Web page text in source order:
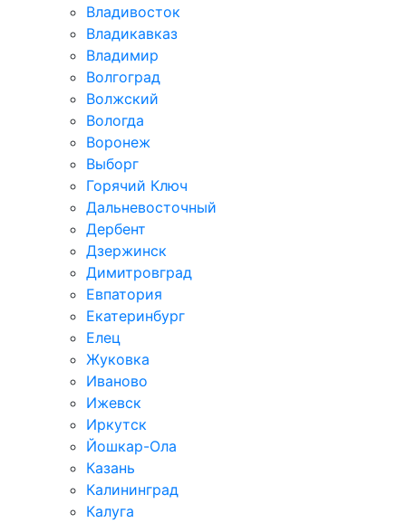
Владивосток
Владикавказ
Владимир
Волгоград
Волжский
Вологда
Воронеж
Выборг
Горячий Ключ
Дальневосточный
Дербент
Дзержинск
Димитровград
Евпатория
Екатеринбург
Елец
Жуковка
Иваново
Ижевск
Иркутск
Йошкар-Ола
Казань
Калининград
Калуга